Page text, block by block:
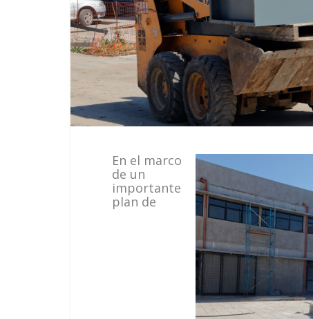
En el marco
de un
importante
plan de